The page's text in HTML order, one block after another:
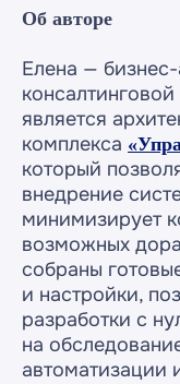
Об авторе
Елена —
является
комплекса
который
внедрение
минимизирует
возможных
собраны
и настройки,
разработки с
на
автоматизации